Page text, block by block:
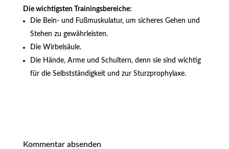
Die wichtigsten Trainingsbereiche:
Die Bein- und Fußmuskulatur, um sicheres Gehen und
Stehen zu gewährleisten.
Die Wirbelsäule.
Die Hände, Arme und Schultern, denn sie sind wichtig
für die Selbstständigkeit und zur Sturzprophylaxe.
Kommentar absenden